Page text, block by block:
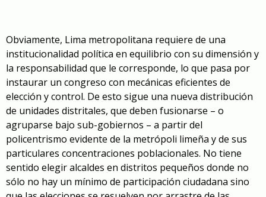
Obviamente, Lima metropolitana requiere de una
institucionalidad política en equilibrio con su dimensión y
la responsabilidad que le corresponde, lo que pasa por
instaurar un congreso con mecánicas eficientes de
elección y control. De esto sigue una nueva distribución
de unidades distritales, que deben fusionarse – o
agruparse bajo sub-gobiernos – a partir del
policentrismo evidente de la metrópoli limeña y de sus
particulares concentraciones poblacionales. No tiene
sentido elegir alcaldes en distritos pequeños donde no
sólo no hay un mínimo de participación ciudadana sino